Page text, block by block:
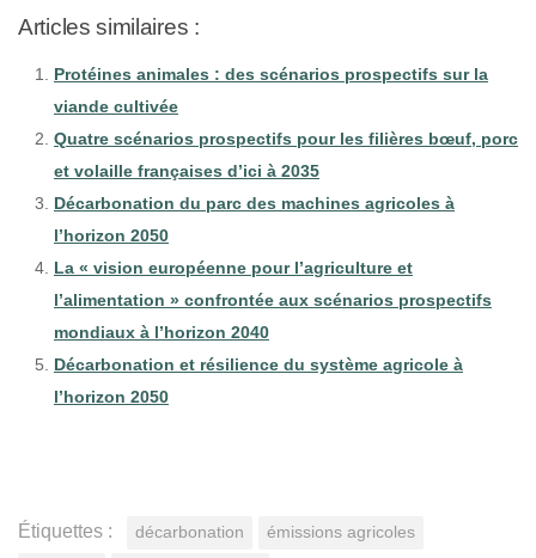
Articles similaires :
Protéines animales : des scénarios prospectifs sur la
viande cultivée
Quatre scénarios prospectifs pour les filières bœuf, porc
et volaille françaises d’ici à 2035
Décarbonation du parc des machines agricoles à
l’horizon 2050
La « vision européenne pour l’agriculture et
l’alimentation » confrontée aux scénarios prospectifs
mondiaux à l’horizon 2040
Décarbonation et résilience du système agricole à
l’horizon 2050
Étiquettes : décarbonation émissions agricoles